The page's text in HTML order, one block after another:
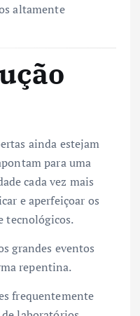
altamente
ainda estejam
para uma
cada vez mais
e aperfeiçoar os
tecnológicos.
grandes eventos
repentina.
frequentemente